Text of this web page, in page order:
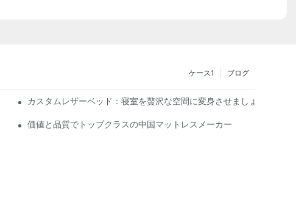
ブログ
ケース1
カスタムレザーベッド：寝室を贅沢な空間に変身させましょう
価値と品質でトップクラスの中国マットレスメーカー